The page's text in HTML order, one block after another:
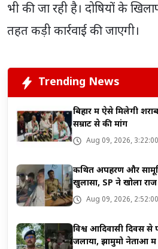
भी की जा रही है। दोषियों के
तहत कड़ी कार्रवाई की जाएगी।
Trending News
बिहार में ऐसे मिलेगी
सम्राट से की मांग
Aug 09, 2026,
कथित अपहरण और
खुलासा, SP ने खोला
Aug 09, 2026,
विश्व आदिवासी दिवस
जलाया, झामुमो नेताओं में